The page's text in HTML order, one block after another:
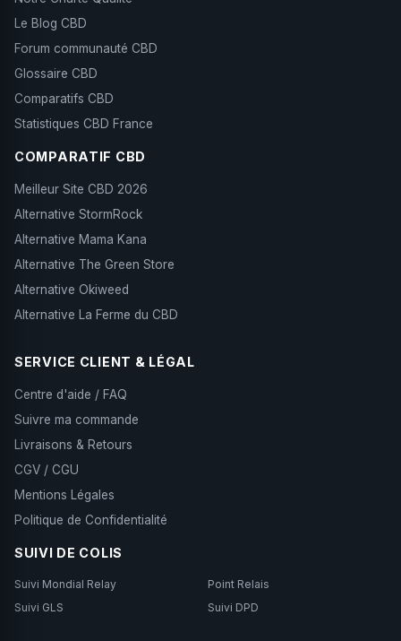
Le Blog CBD
Forum communauté CBD
Glossaire CBD
Comparatifs CBD
Statistiques CBD France
COMPARATIF CBD
Meilleur Site CBD 2026
Alternative StormRock
Alternative Mama Kana
Alternative The Green Store
Alternative Okiweed
Alternative La Ferme du CBD
SERVICE CLIENT & LÉGAL
Centre d'aide / FAQ
Suivre ma commande
Livraisons & Retours
CGV / CGU
Mentions Légales
Politique de Confidentialité
SUIVI DE COLIS
Suivi Mondial Relay
Point Relais
Suivi GLS
Suivi DPD